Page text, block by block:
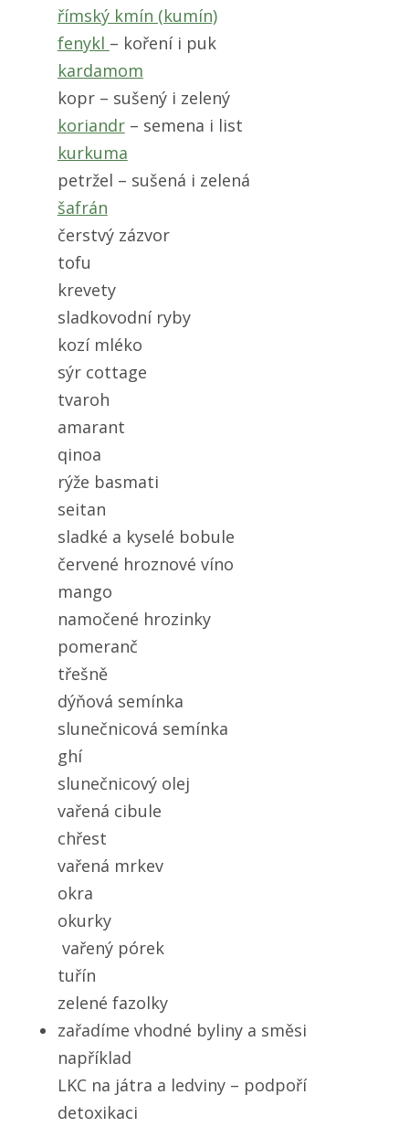
římský kmín (kumín)
fenykl – koření i puk
kardamom
kopr – sušený i zelený
koriandr– semena i list
kurkuma
petržel – sušená i zelená
šafrán
čerstvý zázvor
tofu
krevety
sladkovodní ryby
kozí mléko
sýr cottage
tvaroh
amarant
qinoa
rýže basmati
seitan
sladké a kyselé bobule
červené hroznové víno
mango
namočené hrozinky
pomeranč
třešně
dýňová semínka
slunečnicová semínka
ghí
slunečnicový olej
vařená cibule
chřest
vařená mrkev
okra
okurky
vařený pórek
tuřín
zelené fazolky
zařadíme vhodné byliny a směsi
například
LKC na játra a ledviny – podpoří
detoxikaci